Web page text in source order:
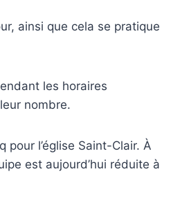
ainsi que cela se pratique
les horaires
nombre.
l’église Saint-Clair. À
est aujourd’hui réduite à